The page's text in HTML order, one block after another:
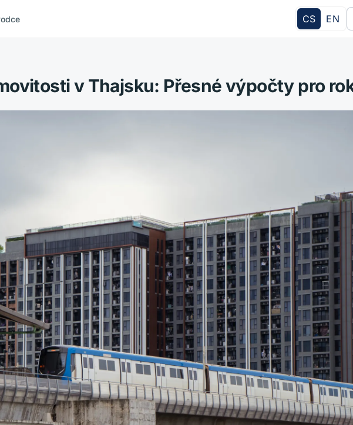
CS EN
v Thajsku: Přesné výpočty pro